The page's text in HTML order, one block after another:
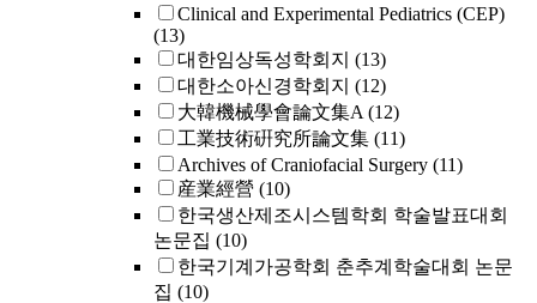
Clinical and Experimental Pediatrics (CEP)
(13)
대한임상독성학회지 (13)
대한소아신경학회지 (12)
大韓機械學會論文集A (12)
工業技術硏究所論文集 (11)
Archives of Craniofacial Surgery (11)
産業經營 (10)
한국생산제조시스템학회 학술발표대회
논문집 (10)
한국기계가공학회 춘추계학술대회 논문
집 (10)